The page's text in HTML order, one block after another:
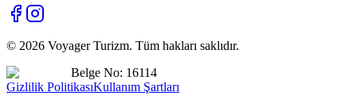
© 2026 Voyager Turizm. Tüm hakları saklıdır.
Belge No: 16114
Gizlilik PolitikasıKullanım Şartları